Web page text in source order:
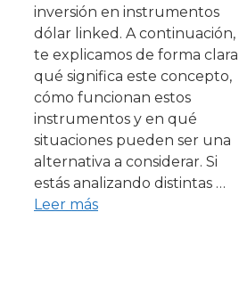
inversión en instrumentos
dólar linked. A continuación,
te explicamos de forma clara
qué significa este concepto,
cómo funcionan estos
instrumentos y en qué
situaciones pueden ser una
alternativa a considerar. Si
estás analizando distintas …
Leer más